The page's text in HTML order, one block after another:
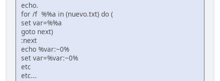
echo.
for /f %%a in (nuevo.txt) do (
set var=%%a
goto next)
:next
echo %var:~0%
set var=%var:~0%
etc
etc...